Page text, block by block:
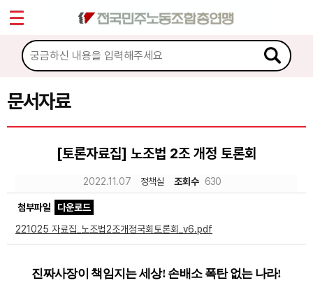
문서자료
[토론자료집] 노조법 2조 개정 토론회
2022.11.07 정책실 조회수 630
첨부파일
다운로드
221025 자료집_노조법2조개정국회토론회_v6.pdf
진짜사장이 책임지는 세상! 손배소 폭탄 없는 나라!
마이페이지
소개
소식
문서자료
미디어자료
Sketchbook5, 스케치북5
Sketchbook5, 스케치북5